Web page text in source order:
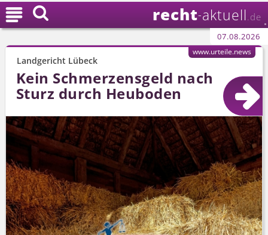
recht-aktuell .de
07.08.2026

Landgericht Lübeck
Kein Schmerzensgeld nach
Sturz durch Heuboden
www.urteile.news